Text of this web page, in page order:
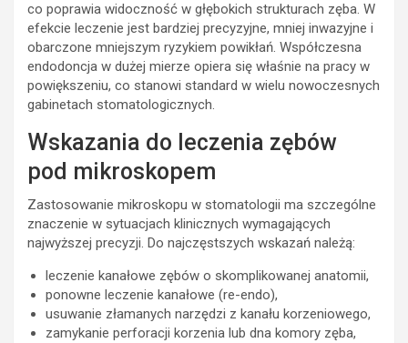
co poprawia widoczność w głębokich strukturach zęba. W
efekcie leczenie jest bardziej precyzyjne, mniej inwazyjne i
obarczone mniejszym ryzykiem powikłań. Współczesna
endodoncja w dużej mierze opiera się właśnie na pracy w
powiększeniu, co stanowi standard w wielu nowoczesnych
gabinetach stomatologicznych.
Wskazania do leczenia zębów
pod mikroskopem
Zastosowanie mikroskopu w stomatologii ma szczególne
znaczenie w sytuacjach klinicznych wymagających
najwyższej precyzji. Do najczęstszych wskazań należą:
leczenie kanałowe zębów o skomplikowanej anatomii,
ponowne leczenie kanałowe (re-endo),
usuwanie złamanych narzędzi z kanału korzeniowego,
zamykanie perforacji korzenia lub dna komory zęba,